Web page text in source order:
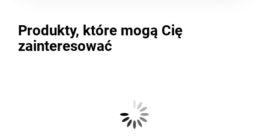
Produkty, które mogą Cię
zainteresować